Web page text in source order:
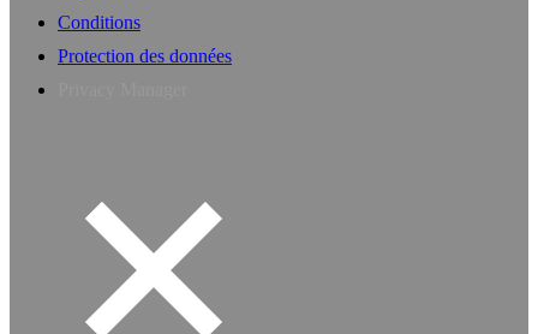
Conditions
Protection des données